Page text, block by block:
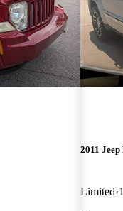
2011
Limited